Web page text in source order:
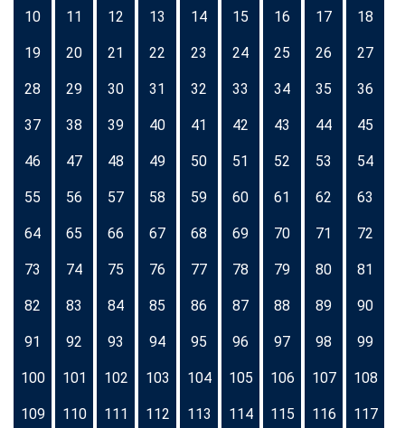
10 11 12 13 14 15 16 17 18
19 20 21 22 23 24 25 26 27
28 29 30 31 32 33 34 35 36
37 38 39 40 41 42 43 44 45
46 47 48 49 50 51 52 53 54
55 56 57 58 59 60 61 62 63
64 65 66 67 68 69 70 71 72
73 74 75 76 77 78 79 80 81
82 83 84 85 86 87 88 89 90
91 92 93 94 95 96 97 98 99
100 101 102 103 104 105 106 107 108
109 110 111 112 113 114 115 116 117